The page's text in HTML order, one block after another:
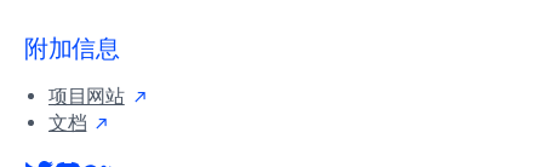
附加信息
项目网站
文档